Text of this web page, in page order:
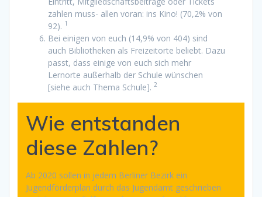
zahlen muss- allen voran: ins Kino! (70,2% von
92). 1
Bei einigen von euch (14,9% von 404) sind
auch Bibliotheken als Freizeitorte beliebt. Dazu
passt, dass einige von euch sich mehr
Lernorte außerhalb der Schule wünschen
[siehe auch Thema Schule]. 2
Wie entstanden
diese Zahlen?
Ab 2020 sollen in jedem Berliner Bezirk ein
Jugendförderplan durch das Jugendamt geschrieben